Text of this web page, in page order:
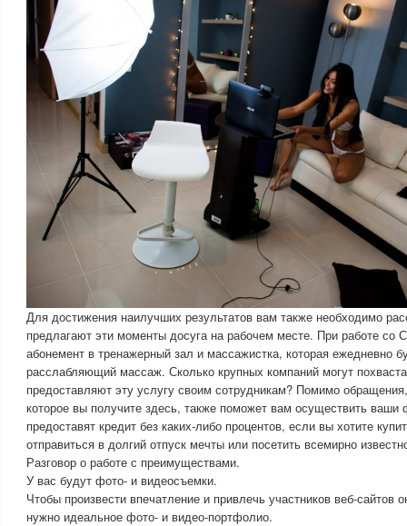
Для достижения наилучших результатов вам также необходимо
предлагают эти моменты досуга на рабочем месте. При работе со
абонемент в тренажерный зал и массажистка, которая ежедневно
расслабляющий массаж. Сколько крупных компаний могут
предоставляют эту услугу своим сотрудникам? Помимо
которое вы получите здесь, также поможет вам осуществить
предоставят кредит без каких-либо процентов, если вы хотите
отправиться в долгий отпуск мечты или посетить всемирно
Разговор о работе с преимуществами.
У вас будут фото- и видеосъемки.
Чтобы произвести впечатление и привлечь участников веб-сайтов
нужно идеальное фото- и видео-портфолио.